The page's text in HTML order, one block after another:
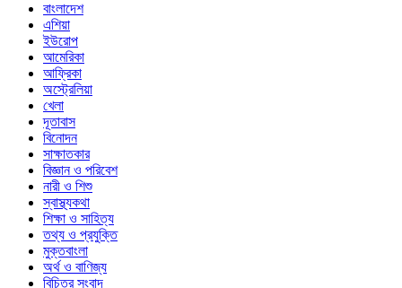
বাংলাদেশ
এশিয়া
ইউরোপ
আমেরিকা
আফ্রিকা
অস্ট্রেলিয়া
খেলা
দূতাবাস
বিনোদন
সাক্ষাতকার
বিজ্ঞান ও পরিবেশ
নারী ও শিশু
স্বাস্থ্যকথা
শিক্ষা ও সাহিত্য
তথ্য ও প্রযুক্তি
মুক্তবাংলা
অর্থ ও বাণিজ্য
বিচিত্র সংবাদ